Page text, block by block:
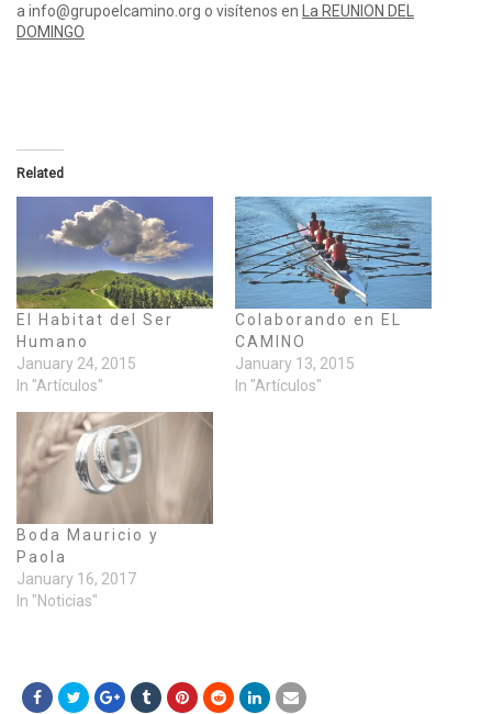
a info@grupoelcamino.org o visítenos en
La REUNION DEL
DOMINGO
Related
El Habitat del Ser
Humano
January 24, 2015
In "Artículos"
Colaborando en EL
CAMINO
January 13, 2015
In "Artículos"
Boda Mauricio y
Paola
January 16, 2017
In "Noticias"